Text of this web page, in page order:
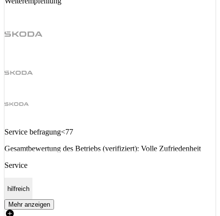
Service befragung<77
Gesamtbewertung des Betriebs (verifiziert): Volle Zufriedenheit
Service
hilfreich
Mehr anzeigen